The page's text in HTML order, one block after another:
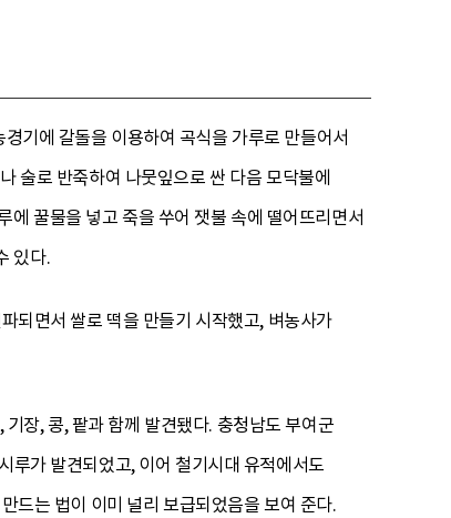
기에 갈돌을 이용하여 곡식을 가루로 만들어서
술로 반죽하여 나뭇잎으로 싼 다음 모닥불에
꿀물을 넣고 죽을 쑤어 잿불 속에 떨어뜨리면서
있다.
되면서 쌀로 떡을 만들기 시작했고, 벼농사가
장, 콩, 팥과 함께 발견됐다. 충청남도 부여군
루가 발견되었고, 이어 철기시대 유적에서도
드는 법이 이미 널리 보급되었음을 보여 준다.